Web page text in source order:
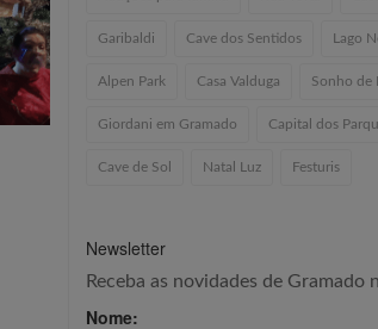
Garibaldi Cave dos Sentidos Lago
Alpen Park Casa Valduga Sonho de
Giordani em Gramado Capital dos
Cave de Sol Natal Luz Festuris
Newsletter
Receba as novidades de Gramado
Nome: